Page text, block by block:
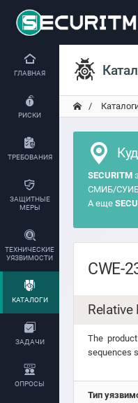
ГЛАВНАЯ
РИСКИ
ТРЕБОВАНИЯ
ЗАЩИТНЫЕ
МЕРЫ
ТЕХНИЧЕСКИЕ
УЯЗВИМОСТИ
КАТАЛОГИ
ЗАДАЧИ
ОПРОСЫ
SECURITM
СМИБ/
А еще
CWE-
Relative
The
sequences
Тип